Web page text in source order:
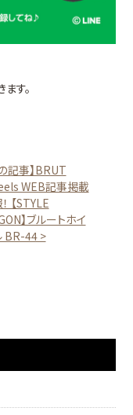
す。
記事】BRUT
WEB記事掲載
【STYLE
】ブルートホイ
BR-44 >